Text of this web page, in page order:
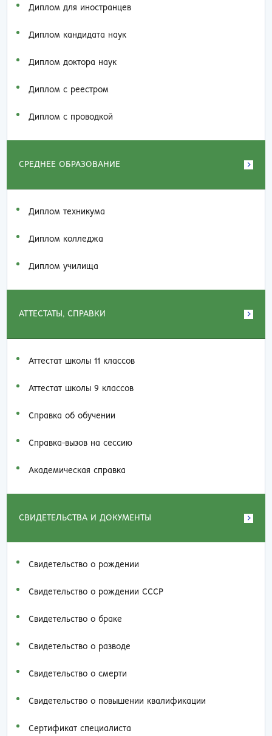
Диплом для иностранцев
Диплом кандидата наук
Диплом доктора наук
Диплом с реестром
Диплом с проводкой
СРЕДНЕЕ ОБРАЗОВАНИЕ
Диплом техникума
Диплом колледжа
Диплом училища
АТТЕСТАТЫ, СПРАВКИ
Аттестат школы 11 классов
Аттестат школы 9 классов
Справка об обучении
Справка-вызов на сессию
Академическая справка
СВИДЕТЕЛЬСТВА И ДОКУМЕНТЫ
Свидетельство о рождении
Свидетельство о рождении СССР
Свидетельство о браке
Свидетельство о разводе
Свидетельство о смерти
Свидетельство о повышении квалификации
Сертификат специалиста